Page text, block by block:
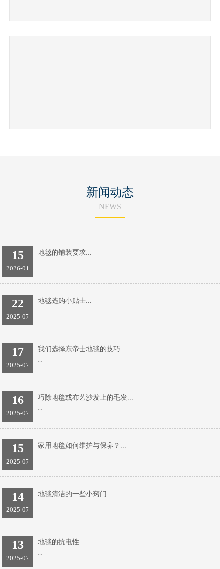
新闻动态
NEWS
15
2026-01
地毯的铺装要求...
...
22
2025-07
地毯选购小贴士...
...
17
2025-07
我们选择东帝士地毯的技巧...
...
16
2025-07
巧除地毯或布艺沙发上的毛发...
...
15
2025-07
家用地毯如何维护与保养？...
...
14
2025-07
地毯清洁的一些小窍门：...
...
13
2025-07
地毯的抗电性...
...